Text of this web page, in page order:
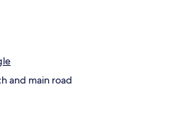
and main road